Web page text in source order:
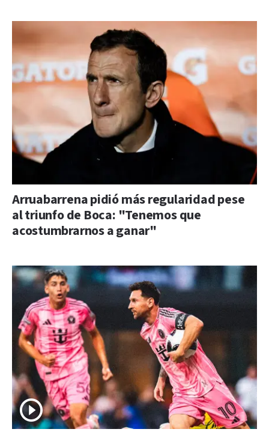
Arruabarrena pidió más regularidad pese
al triunfo de Boca: "Tenemos que
acostumbrarnos a ganar"